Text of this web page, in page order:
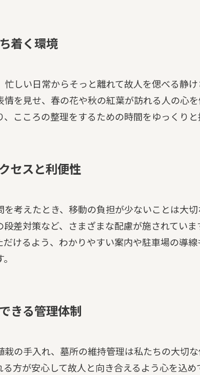
着く環境
忙しい日常からそっと離れて故人を偲べる静
情を見せ、春の花や秋の紅葉が訪れる人の心
、こころの整理をするための時間をゆっくりと
セスと利便性
を考えたとき、移動の負担が少ないことは大
段差対策など、さまざまな配慮が施されてい
だけるよう、わかりやすい案内や駐車場の導
きる管理体制
栽の手入れ、墓所の維持管理は私たちの大切
る方が安心して故人と向き合えるよう心を込